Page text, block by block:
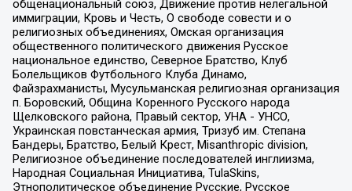
общенациональный союз, Движение против нелегальной
иммиграции, Кровь и Честь, О свободе совести и о
религиозных объединениях, Омская организация
общественного политического движения Русское
национальное единство, Северное Братство, Клуб
Болельщиков Футбольного Клуба Динамо,
Файзрахманисты, Мусульманская религиозная организация
п. Боровский, Община Коренного Русского народа
Щелковского района, Правый сектор, УНА - УНСО,
Украинская повстанческая армия, Тризуб им. Степана
Бандеры, Братство, Белый Крест, Misanthropic division,
Религиозное объединение последователей инглиизма,
Народная Социальная Инициатива, TulaSkins,
Этнополитическое объединение Русские, Русское